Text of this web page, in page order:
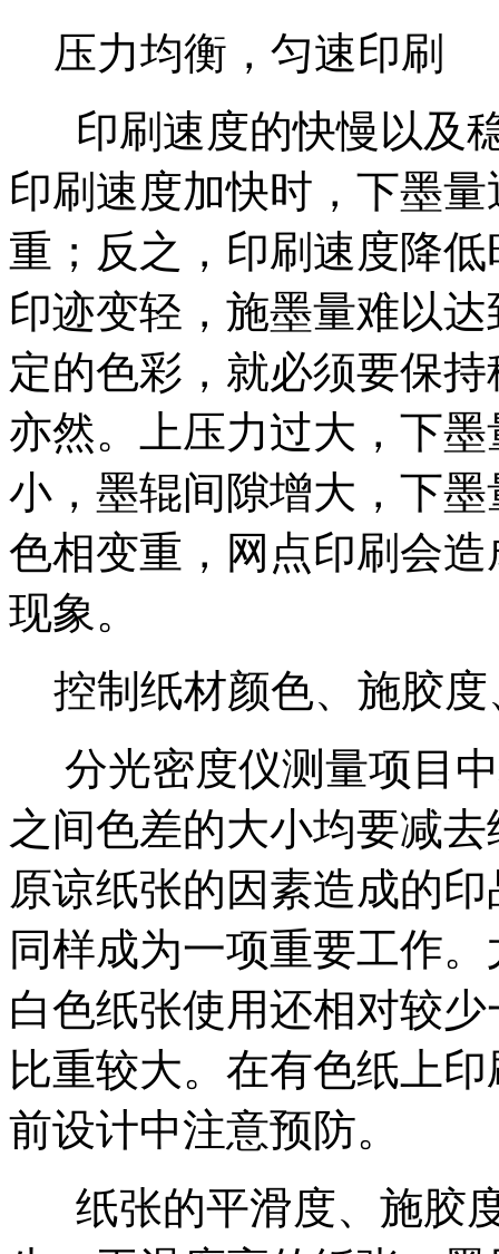
压力均衡，匀速印刷
印刷速度的快慢以及
印刷速度加快时，下墨
重；反之，印刷速度降
印迹变轻，施墨量难以
定的色彩，就必须要保
亦然。上压力过大，下
小，墨辊间隙增大，下
色相变重，网点印刷会
现象。
控制纸材颜色、施胶度
分光密度仪测量项目
之间色差的大小均要减
原谅纸张的因素造成的
同样成为一项重要工作
白色纸张使用还相对较
比重较大。在有色纸上
前设计中注意预防。
纸张的平滑度、施胶